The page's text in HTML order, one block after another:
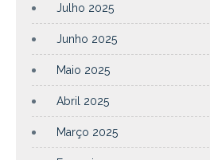
Julho 2025
Junho 2025
Maio 2025
Abril 2025
Março 2025